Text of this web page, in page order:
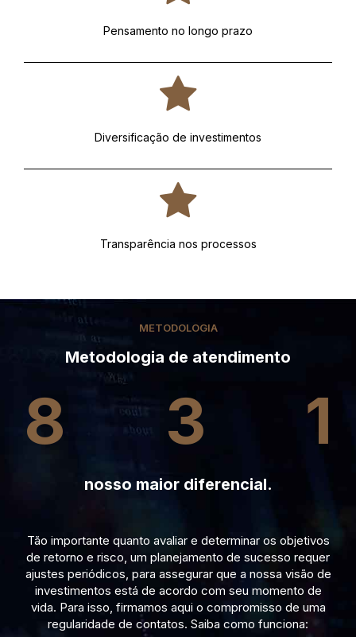
Pensamento no longo prazo
Diversificação de investimentos
Transparência nos processos
METODOLOGIA
Metodologia de atendimento
8 3 1
nosso maior diferencial.
Tão importante quanto avaliar e determinar os objetivos
de retorno e risco, um planejamento de sucesso requer
ajustes periódicos, para assegurar que a nossa visão de
investimentos está de acordo com seu momento de
vida. Para isso, firmamos aqui o compromisso de uma
regularidade de contatos. Saiba como funciona: